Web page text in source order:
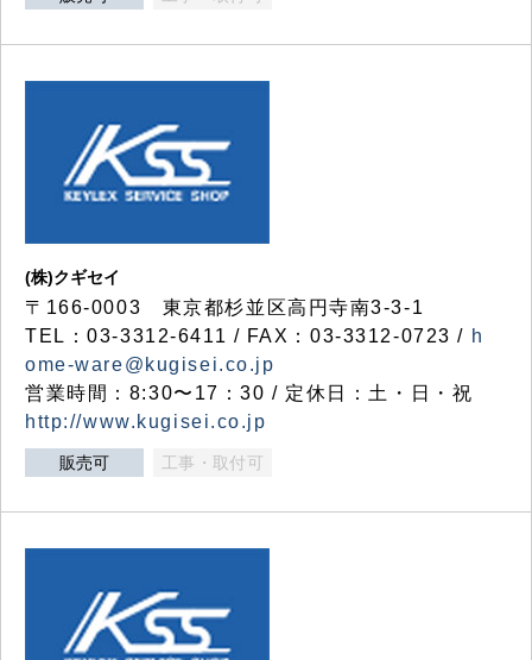
(株)クギセイ
〒166-0003 東京都杉並区高円寺南3-3-1
TEL：03-3312-6411 / FAX：03-3312-0723 / h
ome-ware@kugisei.co.jp
営業時間：8:30〜17：30 / 定休日：土・日・祝
http://www.kugisei.co.jp
販売可 工事・取付可